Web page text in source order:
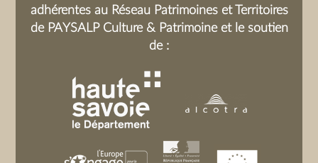
adhérentes au Réseau Patrimoines et Territoires
de PAYSALP Culture & Patrimoine et le soutien
de :